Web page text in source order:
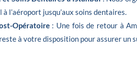
à l’aéroport jusqu’aux soins dentaires.
Opératoire : Une fois de retour à
à votre disposition pour assurer un